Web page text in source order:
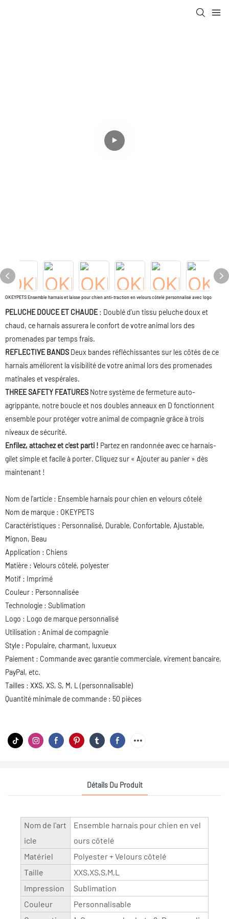
OKEYPETS Ensemble harnais et laisse pour chien anti-traction en velours côtelé personnalisé avec logo
PELUCHE DOUCE ET CHAUDE: Doublé d'un tissu peluche doux et
chaud, ce harnais assurera le confort de votre animal lors des
promenades par temps frais.
REFLECTIVE BANDS Deux bandes réfléchissantes sur les côtés de ce
harnais améliorent la visibilité de votre animal lors des promenades
matinales et vespérales.
THREE SAFETY FEATURES Notre système de fermeture auto-
agrippante, notre boucle et nos doubles anneaux en D fonctionnent
ensemble pour protéger votre animal de compagnie grâce à trois
niveaux de sécurité.
Enfilez, attachez et c'est parti ! Partez en randonnée avec ce harnais-
gilet simple et facile à porter. Cliquez sur « Ajouter au panier » dès
maintenant !
Nom de l'article : Ensemble harnais pour chien en velours côtelé
Nom de marque : OKEYPETS
Caractéristiques : Personnalisé, Durable, Confortable, Ajustable,
Mignon, Beau
Application : Chiens
Matière : Velours côtelé, polyester
Motif : Imprimé
Couleur : Personnalisée
Technologie : Sublimation
Logo : Logo de marque personnalisé
Utilisation : Animal de compagnie
Style : Populaire, charmant, luxueux
Paiement : Commande avec garantie commerciale, virement bancaire,
PayPal, etc.
Tailles : XXS, XS, S, M, L (personnalisable)
Quantité minimale de commande : 50 pièces
Détails Du Produit
Nom de l'art
icle
Ensemble harnais pour chien en vel
ours côtelé
Matériel
Polyester + Velours côtelé
Taille
XXS,XS,S,M,L
Impression
Sublimation
Couleur
Personnalisable